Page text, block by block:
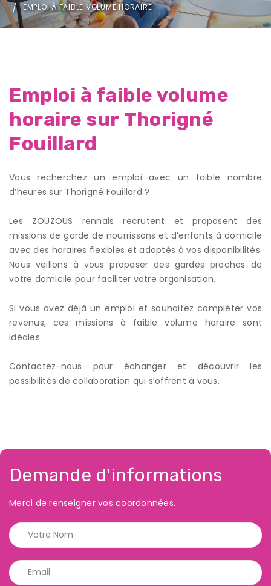
EMPLOI À FAIBLE VOLUME HORAIRE
Emploi à faible volume
horaire sur Thorigné
Fouillard
Vous recherchez un emploi avec un faible nombre
d’heures sur Thorigné Fouillard ?
Les ZOUZOUS rennais recrutent et proposent des
missions de garde de nourrissons et d’enfants à domicile
avec des horaires flexibles et adaptés à vos disponibilités.
Nous veillons à vous proposer des gardes proches de
votre domicile pour faciliter votre organisation.
Si vous avez déjà un emploi et souhaitez compléter vos
revenus, ces missions à faible volume horaire sont
idéales.
Contactez-nous pour échanger et découvrir les
possibilités de collaboration qui s’offrent à vous.
Demande d'informations
Merci de renseigner vos coordonnées.